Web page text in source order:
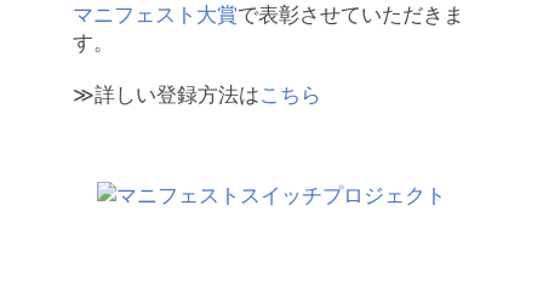
マニフェスト大賞で表彰させていただきま
す。
≫詳しい登録方法はこちら